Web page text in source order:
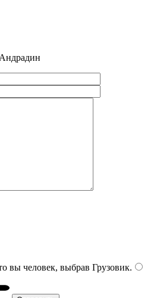
вы человек, выбрав Грузовик.